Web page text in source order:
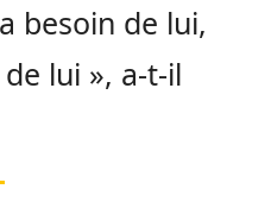
besoin de lui,
lui », a-t-il